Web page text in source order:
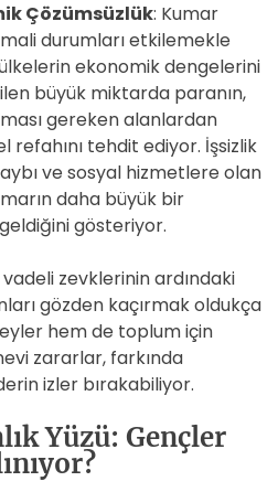
Çözümsüzlük: Kumar
durumları etkilemekle
ekonomik dengelerini
büyük miktarda paranın,
gereken alanlardan
refahını tehdit ediyor. İşsizlik
ve sosyal hizmetlere olan
daha büyük bir
gösteriyor.
zevklerinin ardındaki
gözden kaçırmak oldukça
hem de toplum için
zararlar, farkında
izler bırakabiliyor.
Yüzü: Gençler